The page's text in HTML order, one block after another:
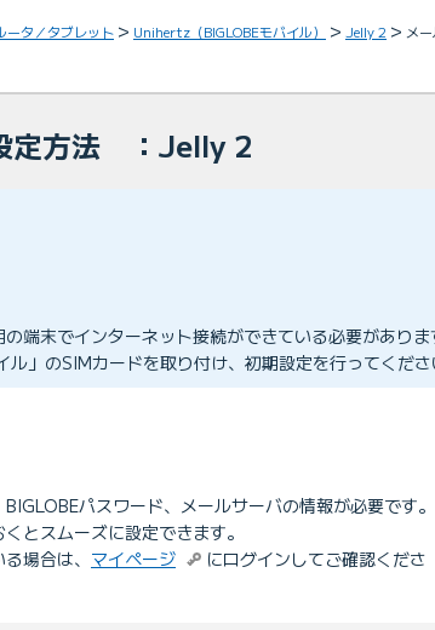
ータ／タブレット Unihertz（BIGLOBEモバイル） Jelly 2 メ
定方法 ：Jelly 2
端末でインターネット接続ができている必要がありま
」のSIMカードを取り付け、初期設定を行ってくださ
パスワード、メールサーバの情報が必要です。
とスムーズに設定できます。
場合は、 マイページ
にログインしてご確認くださ